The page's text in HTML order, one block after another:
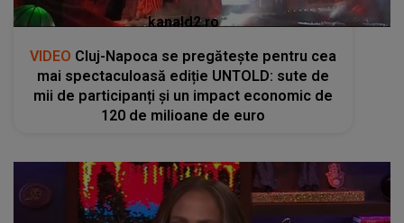
kanald2.ro
VIDEO Cluj-Napoca se pregătește pentru cea
mai spectaculoasă ediție UNTOLD: sute de
mii de participanți și un impact economic de
120 de milioane de euro